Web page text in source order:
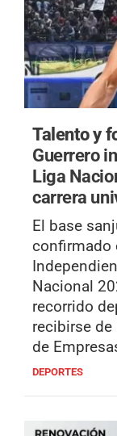
Talento y
Guerrero
Liga
carrera
El base
confirmado
Nacional
recorrido
recibirse
de
DEPORTES